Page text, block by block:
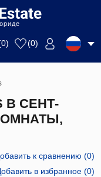
0) (0)
В СЕНТ-
к сравнению (0)
в избранное(0)